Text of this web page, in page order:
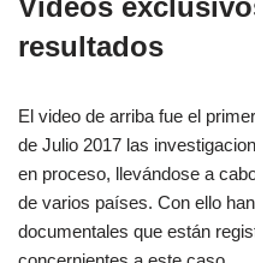
resultados
El video de arriba fue el
de Julio 2017 las
en proceso, llevándose a
de varios países. Con ello
documentales que están